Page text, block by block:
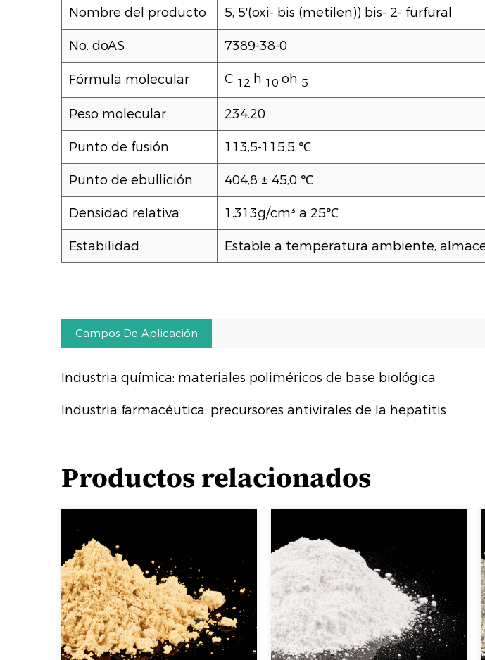
Nombre del producto 5, 5'(oxi- bis (metilen)) bis- 2- furfural
No. doAS 7389-38-0
Fórmula molecular C 12 h 10 oh 5
Peso molecular 234.20
Punto de fusión 113,5-115,5 ℃
Punto de ebullición 404,8 ± 45,0 ℃
Densidad relativa 1.313g/cm³ a ​​25℃
Estabilidad Estable a temperatura ambiente,
Campos De Aplicación
Industria química: materiales poliméricos de base biológica
Industria farmacéutica: precursores antivirales de la hepatitis
Productos relacionados